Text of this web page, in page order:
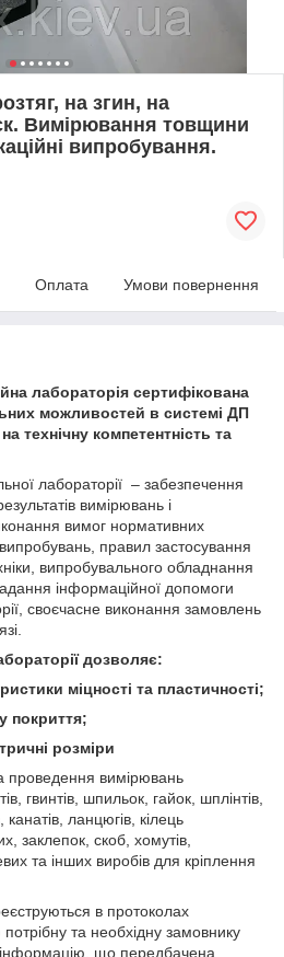
на згин, на
Вимірювання товщини
випробування.
Оплата Умови повернення
лабораторія сертифікована
можливостей в системі ДП
технічну компетентність та
лабораторії – забезпечення
вимірювань і
вимог нормативних
правил застосування
випробувального обладнання
інформаційної допомоги
своєчасне виконання замовлень
дозволяє:
міцності та пластичності;
розміри
проведення вимірювань
гвинтів, шпильок, гайок, шплінтів,
ланцюгів, кілець
заклепок, скоб, хомутів,
та інших виробів для кріплення
в протоколах
та необхідну замовнику
що передбачена